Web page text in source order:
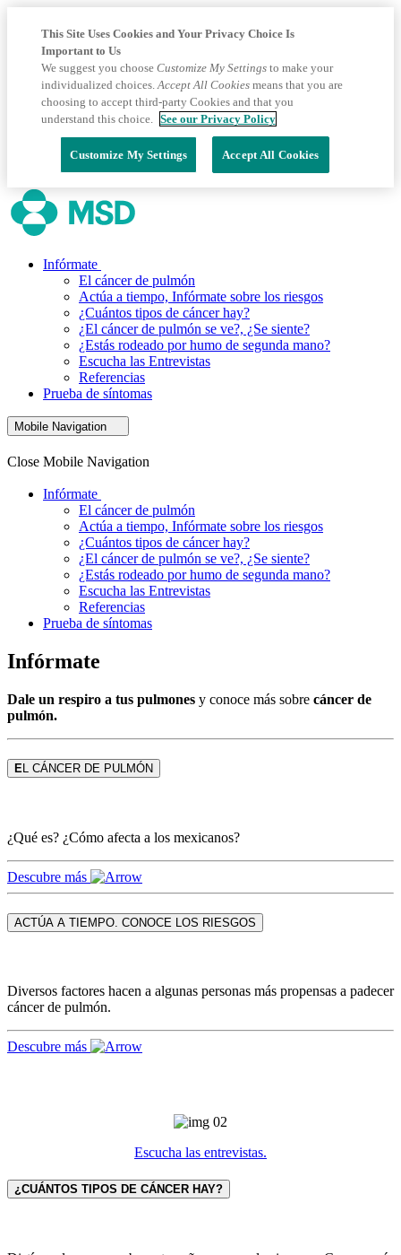
Infórmate
El cáncer de pulmón
Actúa a tiempo, Infórmate sobre los riesgos
¿Cuántos tipos de cáncer hay?
¿El cáncer de pulmón se ve?, ¿Se siente?
¿Estás rodeado por humo de segunda mano?
Escucha las Entrevistas
Referencias
Prueba de síntomas
Mobile Navigation
Close Mobile Navigation
Infórmate
El cáncer de pulmón
Actúa a tiempo, Infórmate sobre los riesgos
¿Cuántos tipos de cáncer hay?
¿El cáncer de pulmón se ve?, ¿Se siente?
¿Estás rodeado por humo de segunda mano?
Escucha las Entrevistas
Referencias
Prueba de síntomas
Infórmate
Dale un respiro a tus pulmones y conoce más sobre cáncer de
pulmón.
EL CÁNCER DE PULMÓN
¿Qué es? ¿Cómo afecta a los mexicanos?
Descubre más
ACTÚA A TIEMPO. CONOCE LOS RIESGOS
Diversos factores hacen a algunas personas más propensas a padecer
cáncer de pulmón.
Descubre más
Escucha las entrevistas.
¿CUÁNTOS TIPOS DE CÁNCER HAY?
This Site Uses Cookies and Your Privacy Choice Is
Important to Us
We suggest you choose Customize My Settingsto make your
individualized choices.Accept All Cookiesmeans that you are
choosing to accept third-party Cookies and that you
understand this choice. See our Privacy Policy
Customize My Settings Accept All Cookies